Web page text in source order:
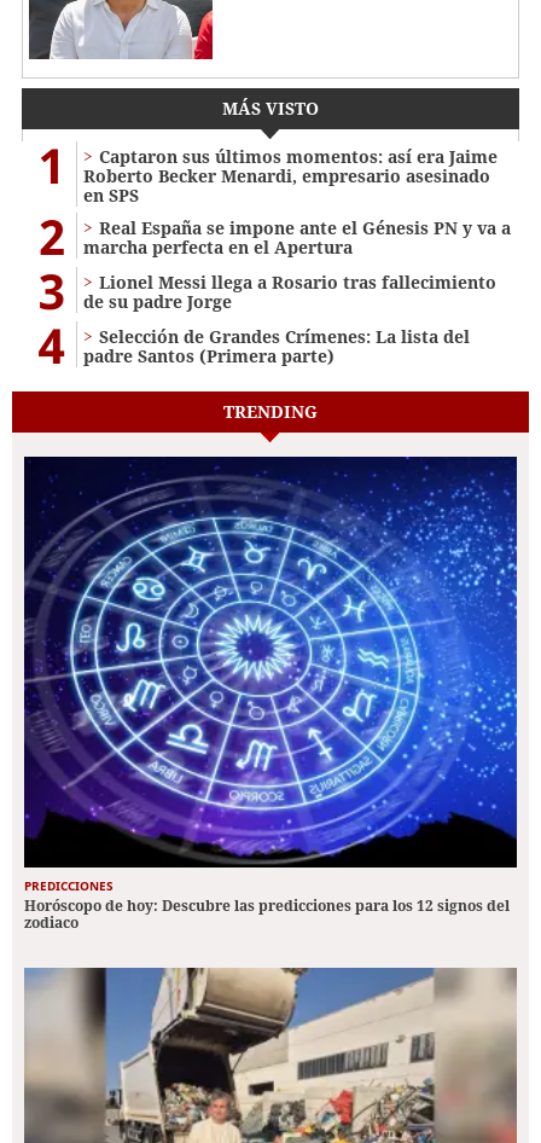
MÁS VISTO
1
Captaron sus últimos momentos: así era Jaime
Roberto Becker Menardi​​​, empresario asesinado
en SPS
2
Real España se impone ante el Génesis PN y va a
marcha perfecta en el Apertura
3
Lionel Messi llega a Rosario tras fallecimiento
de su padre Jorge
4
Selección de Grandes Crímenes: La lista del
padre Santos (Primera parte)
TRENDING
PREDICCIONES
Horóscopo de hoy: Descubre las predicciones para los 12 signos del
zodiaco